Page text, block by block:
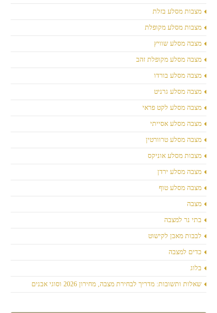
מצבות מסלע בזלת
מצבות מסלע מקופלת
מצבה מסלע שוויץ
מצבה מסלע מקופלת זהב
מצבה מסלע בורדו
מצבה מסלע גרניט
מצבה מסלע לקט פראי
מצבה מסלע אסייתי
מצבה מסלע טרוורטין
מצבות מסלע אוניקס
מצבה מסלע ירדן
מצבה מסלע טוף
מצבה
בתי נר למצבה
לבבות מאבן לקישוט
כדים למצבה
בלוג
שאלות ותשובות: מדריך לבחירת מצבה, מחירון 2026 וסוגי אבנים